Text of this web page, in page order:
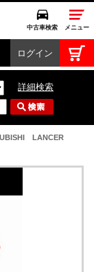
中古車検索 メニュー
ログイン
詳細検索
LANCER